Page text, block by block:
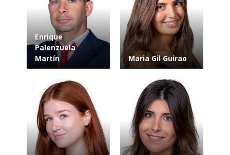
Enrique
Palenzuela
Martín
Maria Gil Guirao